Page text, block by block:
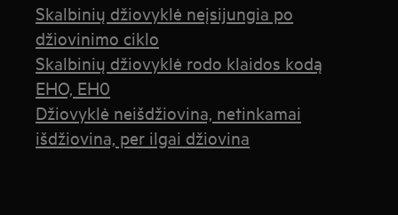
Skalbinių džiovyklė neįsijungia po
džiovinimo ciklo
Skalbinių džiovyklė rodo klaidos kodą
EHO, EH0
Džiovyklė neišdžiovina, netinkamai
išdžiovina, per ilgai džiovina